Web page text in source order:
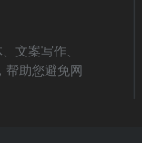
文案写作、
帮助您避免网